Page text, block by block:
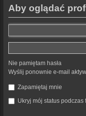
Aby oglądać
Nie pamiętam hasła
Wyślij ponownie e-mail
Zapamiętaj mnie
Ukryj mój status podczas